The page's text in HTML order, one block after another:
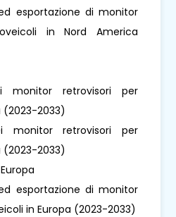
esportazione di monitor
in Nord America
monitor retrovisori per
(2023-2033)
monitor retrovisori per
(2023-2033)
esportazione di monitor
in Europa (2023-2033)